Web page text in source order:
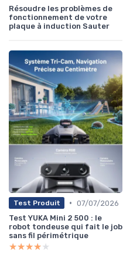
Résoudre les problèmes de
fonctionnement de votre
plaque à induction Sauter
Test Produit • 07/07/2026
Test YUKA Mini 2 500 : le
robot tondeuse qui fait le job
sans fil périmétrique
★★★★★
★★★★★